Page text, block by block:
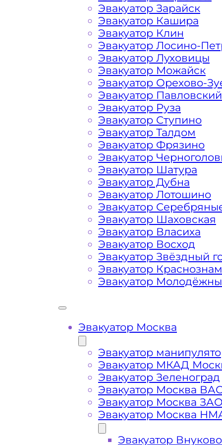
Расчет стоимости эвакуатора за
Жуковский, в каждом конкретном
фирма всегда готова порадовать
Подмосковных автомобилистов и
На стоимость эвакуации
Габариты, вес и тип
Заказанный эвакуатор
платформой
Маршрут от места вызова
аэропорта Жуковский
Затрудняющие факторы –
передач (АКПП)
Буксировка автомобиля из
Эвакуатор Зарайск
Эвакуатор Кашира
Эвакуатор Клин
Эвакуатор Лосино-
Эвакуатор Луховицы
Эвакуатор Можайск
Эвакуатор Орехово-
Эвакуатор
Эвакуатор Руза
Эвакуатор Ступино
Эвакуатор Талдом
Эвакуатор Фрязино
Эвакуатор
Эвакуатор Шатура
Эвакуатор Дубна
Эвакуатор Лотошино
Эвакуатор
Эвакуатор Шаховская
Эвакуатор Власиха
Эвакуатор Восход
Эвакуатор Звёздный
Эвакуатор
Эвакуатор
Эвакуатор Москва
Эвакуатор
Эвакуатор МКАД
Эвакуатор Зеленоград
Эвакуатор Москва
Эвакуатор Москва
Эвакуатор Москва
Эвакуатор Внуково